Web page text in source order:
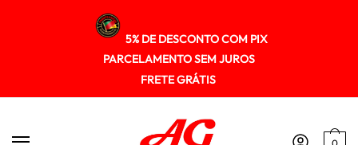
5% DE DESCONTO COM PIX
PARCELAMENTO SEM JUROS
FRETE GRÁTIS